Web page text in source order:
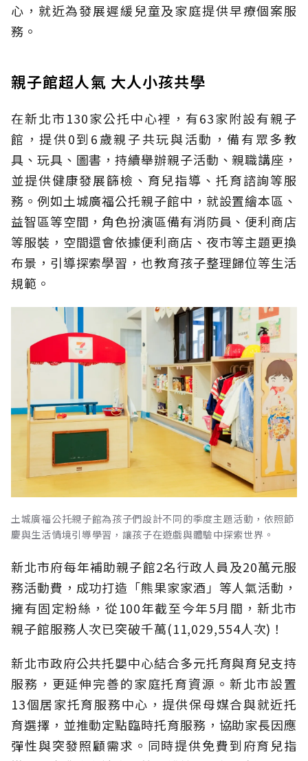
心，就近為發展遲緩兒童及家庭提供早療個案服
務。
親子館超人氣 大人小孩共學
在新北市130家公托中心裡，有63家附設有親子
館，提供0到6歲親子共玩與活動，備有眾多教
具、玩具、圖書，持續舉辦親子活動、親職講座，
並提供健康發展篩檢、育兒指導、托育諮詢等服
務。例如土城廣福公托親子館中，就設置繪本區、
益智區等空間，角色扮演區備有消防員、便利商店
等服裝，空間還會依據便利商店、夜市等主題更換
布景，引導探索學習，也教育孩子整理歸位等生活
規範。
土城廣福公托親子館為孩子們設計不同的季度主題活動，依照節
慶與生活情境引導學習，讓孩子在遊戲與體驗中探索世界。
新北市府每年補助親子館2名行政人員及20萬元服
務活動費，成功打造「熊果家家酒」等人氣活動，
擁有固定粉絲，從100年截至今年5月間，新北市
親子館服務人次已突破千萬(11,029,554人次)！
新北市政府公共托嬰中心結合多元托育與育兒支持
服務，更延伸完善的家庭托育資源。新北市設置
13個居家托育服務中心，提供保母媒合與就近托
育選擇，並推動定點臨時托育服務，協助家長因應
彈性與突發照顧需求。同時提供免費到府育兒指